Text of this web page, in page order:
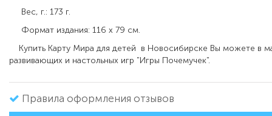
Вес, г.: 173 г.
Формат издания: 116 х 79 см.
Купить Карту Мира для детей в Новосибирске Вы можете в
развивающих и настольных игр "Игры Почемучек".
Правила оформления отзывов